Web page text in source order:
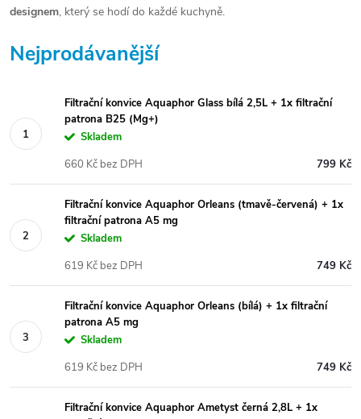
designem, který se hodí do každé kuchyně.
Nejprodávanější
Filtrační konvice Aquaphor Glass bílá 2,5L + 1x filtrační
patrona B25 (Mg+)
Skladem
799 Kč
660 Kč bez DPH
Filtrační konvice Aquaphor Orleans (tmavě-červená) + 1x
filtrační patrona A5 mg
Skladem
749 Kč
619 Kč bez DPH
Filtrační konvice Aquaphor Orleans (bílá) + 1x filtrační
patrona A5 mg
Skladem
749 Kč
619 Kč bez DPH
Filtrační konvice Aquaphor Ametyst černá 2,8L + 1x